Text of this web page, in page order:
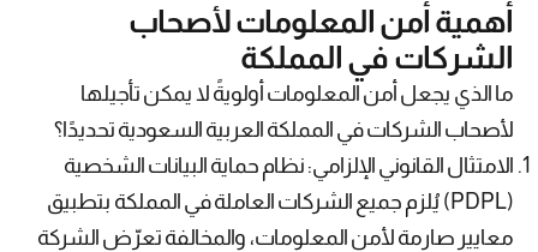
أهمية أمن المعلومات لأصحاب
الشركات في المملكة
ما الذي يجعل أمن المعلومات أولويةً لا يمكن تأجيلها
لأصحاب الشركات في المملكة العربية السعودية تحديدًا؟
الامتثال القانوني الإلزامي: نظام حماية البيانات الشخصية
(PDPL) يُلزم جميع الشركات العاملة في المملكة بتطبيق
معايير صارمة لأمن المعلومات، والمخالفة تعرّض الشركة